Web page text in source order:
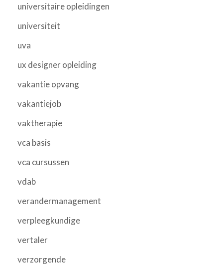
universitaire opleidingen
universiteit
uva
ux designer opleiding
vakantie opvang
vakantiejob
vaktherapie
vca basis
vca cursussen
vdab
verandermanagement
verpleegkundige
vertaler
verzorgende